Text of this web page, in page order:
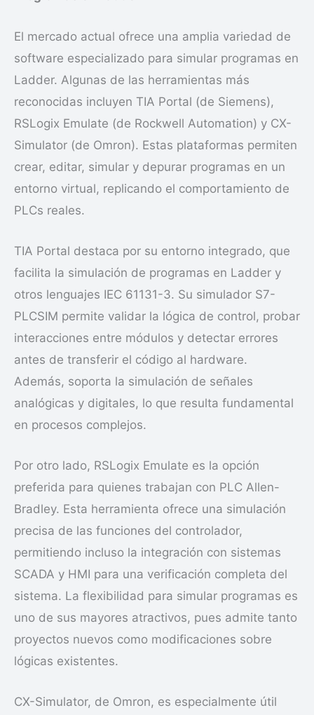
El mercado actual ofrece una amplia variedad de
software especializado para simular programas en
Ladder. Algunas de las herramientas más
reconocidas incluyen TIA Portal (de Siemens),
RSLogix Emulate (de Rockwell Automation) y CX-
Simulator (de Omron). Estas plataformas permiten
crear, editar, simular y depurar programas en un
entorno virtual, replicando el comportamiento de
PLCs reales.
TIA Portal destaca por su entorno integrado, que
facilita la simulación de programas en Ladder y
otros lenguajes IEC 61131-3. Su simulador S7-
PLCSIM permite validar la lógica de control, probar
interacciones entre módulos y detectar errores
antes de transferir el código al hardware.
Además, soporta la simulación de señales
analógicas y digitales, lo que resulta fundamental
en procesos complejos.
Por otro lado, RSLogix Emulate es la opción
preferida para quienes trabajan con PLC Allen-
Bradley. Esta herramienta ofrece una simulación
precisa de las funciones del controlador,
permitiendo incluso la integración con sistemas
SCADA y HMI para una verificación completa del
sistema. La flexibilidad para simular programas es
uno de sus mayores atractivos, pues admite tanto
proyectos nuevos como modificaciones sobre
lógicas existentes.
CX-Simulator, de Omron, es especialmente útil